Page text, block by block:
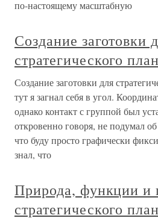
по-настоящему масштабную
Создание заготовки
стратегического
Создание заготовки для
тут я загнал себя в угол.
однако контакт с группой был
откровенно говоря, не подумал
что буду просто графически
знал, что
Природа, функции и
стратегического